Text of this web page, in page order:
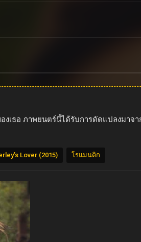
เธอ ภาพยนตร์นี้ได้รับการดัดแปลงมาจ
Lover (2015) โรแมนติก